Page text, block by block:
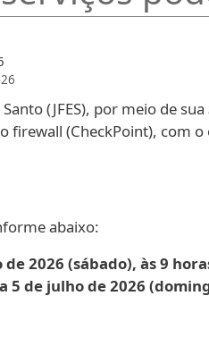
(JFES), por meio de sua
firewall (CheckPoint), com
abaixo:
2026 (sábado), às 9
5 de julho de 2026